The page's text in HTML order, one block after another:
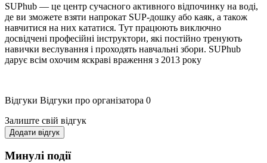
SUPhub — це центр сучасного активного відпочинку на воді,
де ви зможете взяти напрокат SUP-дошку або каяк, а також
навчитися на них кататися. Тут працюють виключно
досвідчені професійні інструктори, які постійно тренують
навички веслування і проходять навчальні збори. SUPhub
дарує всім охочим яскраві враження з 2013 року
Відгуки Відгуки про організатора 0
Залиште свій відгук
Додати відгук
Минулі події